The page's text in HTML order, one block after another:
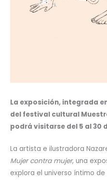
La exposición, integrada
del festival cultural
podrá visitarse del 5 al 30
La artista e ilustradora
Mujer contra mujer, una
explora el universo íntimo